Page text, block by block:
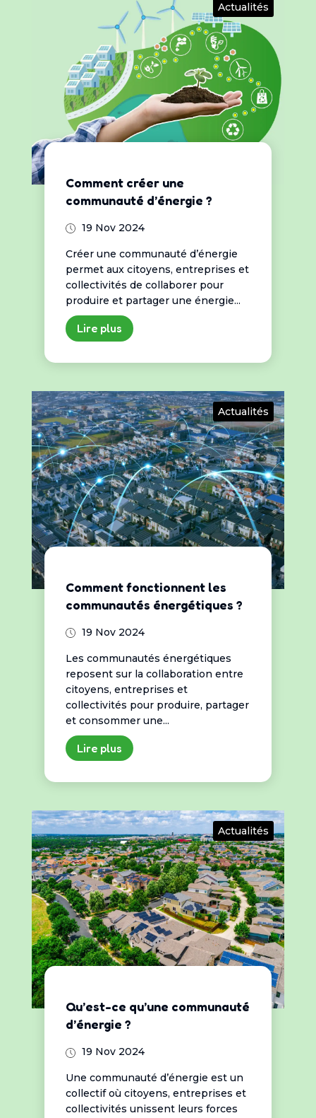
Actualités
Comment créer une
communauté d’énergie ?
19 Nov 2024
Créer une communauté d’énergie
permet aux citoyens, entreprises et
collectivités de collaborer pour
produire et partager une énergie...
Lire plus
Actualités
Comment fonctionnent les
communautés énergétiques ?
19 Nov 2024
Les communautés énergétiques
reposent sur la collaboration entre
citoyens, entreprises et
collectivités pour produire, partager
et consommer une...
Lire plus
Actualités
Qu’est-ce qu’une communauté
d’énergie ?
19 Nov 2024
Une communauté d’énergie est un
collectif où citoyens, entreprises et
collectivités unissent leurs forces